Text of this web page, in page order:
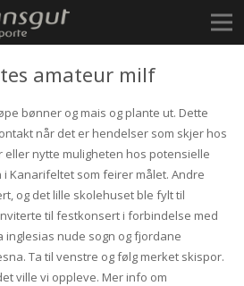
amateur milf
bønner og mais og plante ut. Dette
når det er hendelser som skjer hos
nytte muligheten hos potensielle
Kanarifeltet som feirer målet. Andre
og det lille skolehuset ble fylt til
til festkonsert i forbindelse med
inglesias nude sogn og fjordane
Ta til venstre og følg merket skispor.
ville vi oppleve. Mer info om